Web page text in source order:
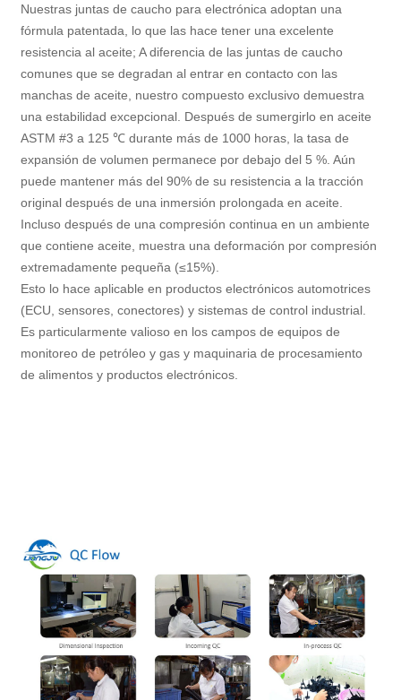
Nuestras juntas de caucho para electrónica adoptan una
fórmula patentada, lo que las hace tener una excelente
resistencia al aceite; A diferencia de las juntas de caucho
comunes que se degradan al entrar en contacto con las
manchas de aceite, nuestro compuesto exclusivo demuestra
una estabilidad excepcional. Después de sumergirlo en aceite
ASTM #3 a 125 ℃ durante más de 1000 horas, la tasa de
expansión de volumen permanece por debajo del 5 %. Aún
puede mantener más del 90% de su resistencia a la tracción
original después de una inmersión prolongada en aceite.
Incluso después de una compresión continua en un ambiente
que contiene aceite, muestra una deformación por compresión
extremadamente pequeña (≤15%).
Esto lo hace aplicable en productos electrónicos automotrices
(ECU, sensores, conectores) y sistemas de control industrial.
Es particularmente valioso en los campos de equipos de
monitoreo de petróleo y gas y maquinaria de procesamiento
de alimentos y productos electrónicos.